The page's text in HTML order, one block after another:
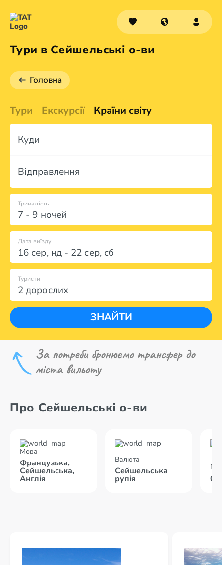
Тури в Сейшельські о-ви
Головна
Тури Екскурсії Країни світу
Куди
Відправлення
7 - 9 ночей
Тривалість
Дата виїзду
16 сер, нд- 22 сер, сб
2 дорослих
Туристи
ЗНАЙТИ
За потреби бронюємо трансфер до
міста вильоту
Про Сейшельські о-ви
Мова
Французька,
Сейшельська,
Англія
Валюта
Сейшельська
рупія